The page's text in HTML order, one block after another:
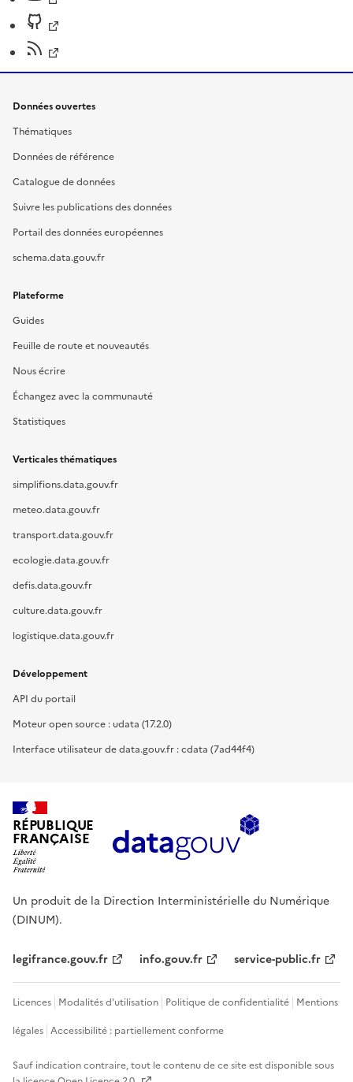
Données ouvertes
Thématiques
Données de référence
Catalogue de données
Suivre les publications des données
Portail des données européennes
schema.data.gouv.fr
Plateforme
Guides
Feuille de route et nouveautés
Nous écrire
Échangez avec la communauté
Statistiques
Verticales thématiques
simplifions.data.gouv.fr
meteo.data.gouv.fr
transport.data.gouv.fr
ecologie.data.gouv.fr
defis.data.gouv.fr
culture.data.gouv.fr
logistique.data.gouv.fr
Développement
API du portail
Moteur open source : udata (17.2.0)
Interface utilisateur de data.gouv.fr : cdata (7ad44f4)
RÉPUBLIQUE
FRANÇAISE
Un produit de la Direction Interministérielle du Numérique
(DINUM).
legifrance.gouv.fr info.gouv.fr service-public.fr
Licences Modalités d'utilisation Politique de confidentialité Mentions
légales Accessibilité : partiellement conforme
Sauf indication contraire, tout le contenu de ce site est disponible sous